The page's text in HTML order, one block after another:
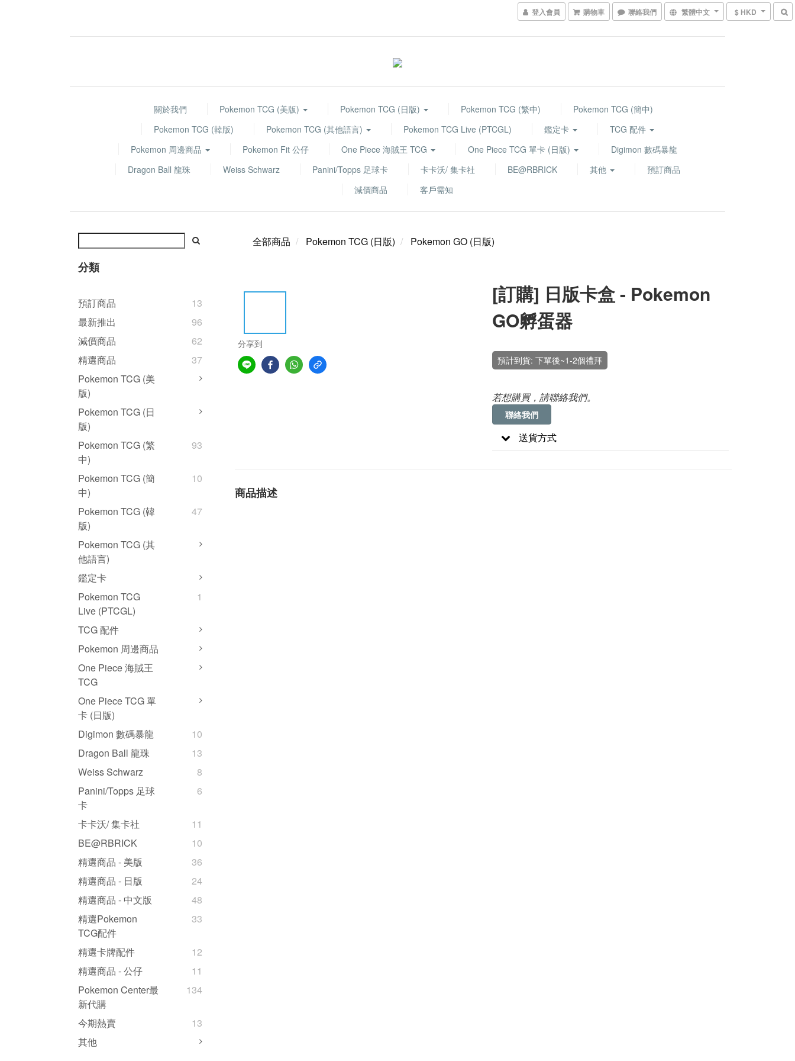
登入會員 購物車 聯絡我們 繁體中文 $ HKD
關於我們 Pokemon TCG (美版) Pokemon TCG (日版) Pokemon TCG (繁中)
Pokemon TCG (簡中)
Pokemon TCG (韓版)
Pokemon TCG (其他語言) Pokemon TCG Live (PTCGL) 鑑定卡
TCG 配件
Pokemon 周邊商品
Pokemon Fit 公仔 One Piece 海賊王 TCG One Piece TCG 單卡 (日版)
Digimon 數碼暴龍
Dragon Ball 龍珠
Weiss Schwarz Panini/Topps 足球卡 卡卡沃/ 集卡社 BE@RBRICK 其他
預訂商品
減價商品
客戶需知
分類
預訂商品
13
最新推出
96
減價商品
62
精選商品
37
Pokemon TCG (美
版)
Pokemon TCG (日
版)
Pokemon TCG (繁
中)
93
Pokemon TCG (簡
中)
10
Pokemon TCG (韓
版)
47
Pokemon TCG (其
他語言)
鑑定卡
Pokemon TCG
Live (PTCGL)
1
TCG 配件
Pokemon 周邊商品
One Piece 海賊王
TCG
One Piece TCG 單
卡 (日版)
Digimon 數碼暴龍
10
Dragon Ball 龍珠
13
Weiss Schwarz
8
Panini/Topps 足球
卡
6
卡卡沃/ 集卡社
11
BE@RBRICK
10
精選商品 - 美版
36
精選商品 - 日版
24
精選商品 - 中文版
48
精選Pokemon
TCG配件
33
精選卡牌配件
12
精選商品 - 公仔
11
Pokemon Center最
新代購
134
今期熱賣
13
其他
全部商品 Pokemon TCG (日版) Pokemon GO (日版)
分享到
[訂購] 日版卡盒 - Pokemon
GO孵蛋器
預計到貨: 下單後~1-2個禮拜
若想購買，請聯絡我們。
聯絡我們
送貨方式
商品描述